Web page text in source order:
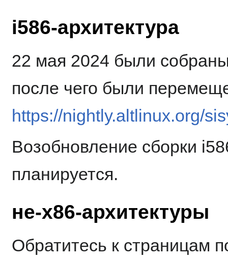
i586-архитектура
22 мая 2024 были
после чего были
https://nightly.altlinux.org/
Возобновление сборки
планируется.
не-x86-архитектуры
Обратитесь к страницам